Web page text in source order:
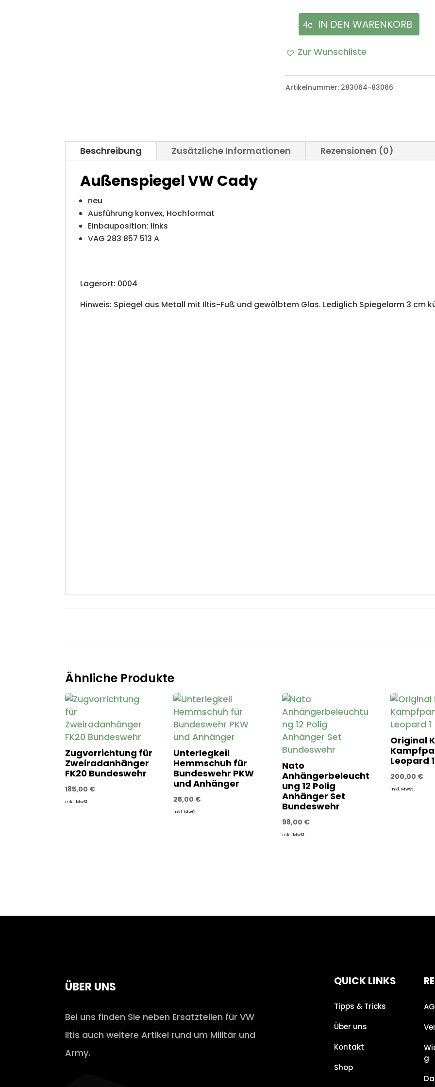
Metall
Außenspiegel
Cady
IN DEN WARENKORB
Zur Wunschliste
Artikelnummer: 283064-83066
Beschreibung Zusätzliche Informationen Rezensionen (0)
Außenspiegel VW Cady
neu
Ausführung konvex, Hochformat
Einbauposition: links
VAG 283 857 513 A
Lagerort: 0004
Hinweis: Spiegel aus Metall mit Iltis-Fuß und gewölbtem Glas. Lediglich Spiegelarm 3 cm
Ähnliche Produkte
Zugvorrichtung für
Zweiradanhänger
FK20 Bundeswehr
185,00 €
inkl. MwSt.
Unterlegkeil
Hemmschuh für
Bundeswehr PKW
und Anhänger
25,00 €
inkl. MwSt.
Nato
Anhängerbeleucht
ung 12 Polig
Anhänger Set
Bundeswehr
98,00 €
inkl. MwSt.
Original
Leopard 1
200,00 €
inkl. MwSt.
ÜBER UNS
Bei uns finden Sie neben Ersatzteilen für VW
Iltis auch weitere Artikel rund um Militär und
Army.
QUICK LINKS
Tipps & Tricks
Über uns
Kontakt
Shop
g